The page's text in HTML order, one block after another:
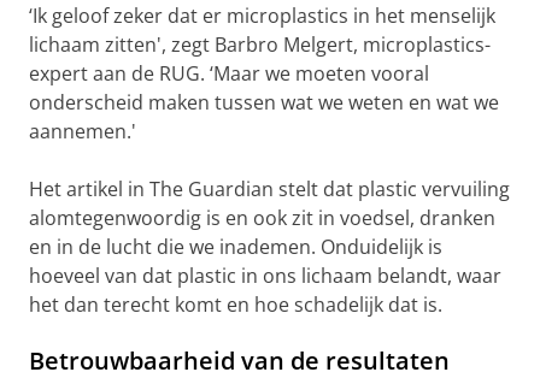
‘Ik geloof zeker dat er microplastics in het menselijk
lichaam zitten', zegt Barbro Melgert, microplastics-
expert aan de RUG. ‘Maar we moeten vooral
onderscheid maken tussen wat we weten en wat we
aannemen.'
Het artikel in The Guardian stelt dat plastic vervuiling
alomtegenwoordig is en ook zit in voedsel, dranken
en in de lucht die we inademen. Onduidelijk is
hoeveel van dat plastic in ons lichaam belandt, waar
het dan terecht komt en hoe schadelijk dat is.
Betrouwbaarheid van de resultaten